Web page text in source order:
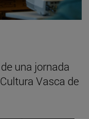
una jornada
Vasca de